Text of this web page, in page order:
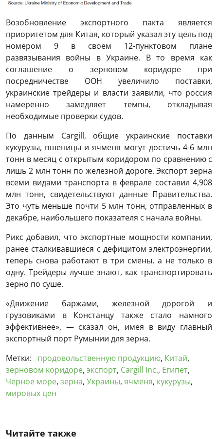
Возобновление экспортного пакта является
приоритетом для Китая, который указал эту цель под
номером 9 в своем 12-пунктовом плане
развязывания войны в Украине. В то время как
соглашение о зерновом коридоре при
посредничестве ООН увеличило поставки,
украинские трейдеры и власти заявили, что россия
намеренно замедляет темпы, откладывая
необходимые проверки судов.
По данным Cargill, общие украинские поставки
кукурузы, пшеницы и ячменя могут достичь 4-6 млн
тонн в месяц с открытым коридором по сравнению с
лишь 2 млн тонн по железной дороге. Экспорт зерна
всеми видами транспорта в феврале составил 4,908
млн тонн, свидетельствуют данные Правительства.
Это чуть меньше почти 5 млн тонн, отправленных в
декабре, наибольшего показателя с начала войны.
Рикс добавил, что экспортные мощности компании,
ранее сталкивавшиеся с дефицитом электроэнергии,
теперь снова работают в три смены, а не только в
одну. Трейдеры лучше знают, как транспортировать
зерно по суше.
«Движение баржами, железной дорогой и
грузовиками в Констанцу также стало намного
эффективнее», — сказал он, имея в виду главный
экспортный порт Румынии для зерна.
Метки:
продовольственную продукцию, Китай,
зерновом коридоре, экспорт, Cargill Inc., Египет,
Черное море, зерна, Украины, ячменя, кукурузы,
мировых цен
Читайте также